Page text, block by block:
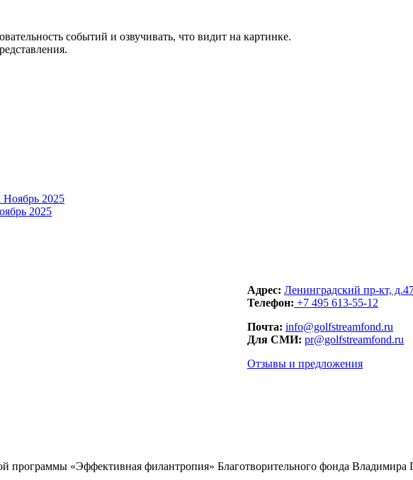
событий и озвучивать, что видит на картинке.
Ноябрь 2025
2025
Адрес: Ленинградский пр-кт,
Телефон: +7 495 613-55-12
Почта: info@golfstreamfond.ru
Для СМИ: pr@golfstreamfond.ru
Отзывы и предложения
программы «Эффективная филантропия» Благотворительного фонда